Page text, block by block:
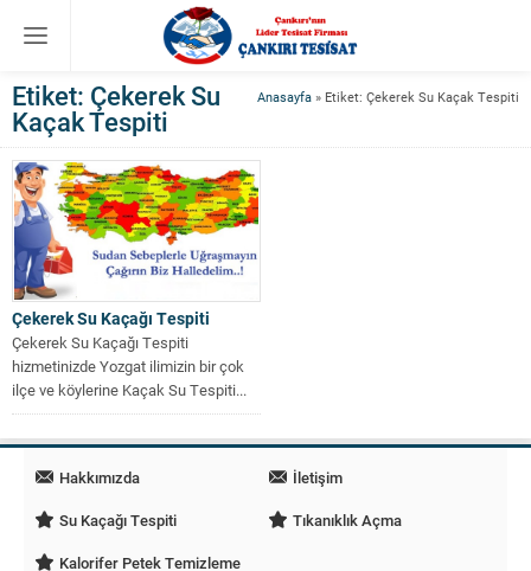
Anasayfa » Etiket: Çekerek Su Kaçak Tespiti
Etiket: Çekerek Su
Kaçak Tespiti
Çekerek Su Kaçağı Tespiti
Çekerek Su Kaçağı Tespiti
hizmetinizde Yozgat ilimizin bir çok
ilçe ve köylerine Kaçak Su Tespiti...
Hakkımızda
İletişim
Su Kaçağı Tespiti
Tıkanıklık Açma
Kalorifer Petek Temizleme